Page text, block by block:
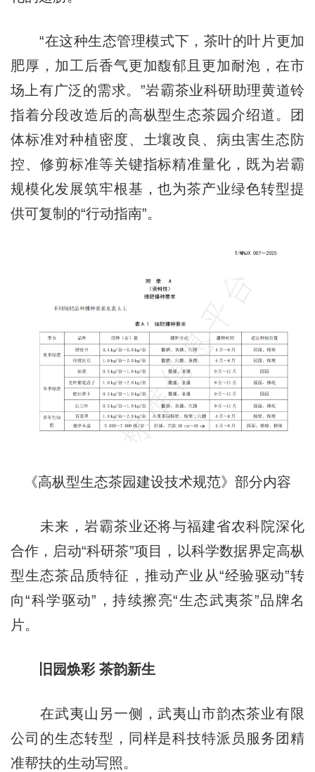
“在这种生态管理模式下，茶叶的叶片更加
肥厚，加工后香气更加馥郁且更加耐泡，在市
场上有广泛的需求。”岩霸茶业科研助理黄道铃
指着分段改造后的高枞型生态茶园介绍道。团
体标准对种植密度、土壤改良、病虫害生态防
控、修剪标准等关键指标精准量化，既为岩霸
规模化发展筑牢根基，也为茶产业绿色转型提
供可复制的“行动指南”。
《高枞型生态茶园建设技术规范》部分内容
未来，岩霸茶业还将与福建省农科院深化
合作，启动“科研茶”项目，以科学数据界定高枞
型生态茶品质特征，推动产业从“经验驱动”转
向“科学驱动”，持续擦亮“生态武夷茶”品牌名
片。
旧园焕彩 茶韵新生
在武夷山另一侧，武夷山市韵杰茶业有限
公司的生态转型，同样是科技特派员服务团精
准帮扶的生动写照。